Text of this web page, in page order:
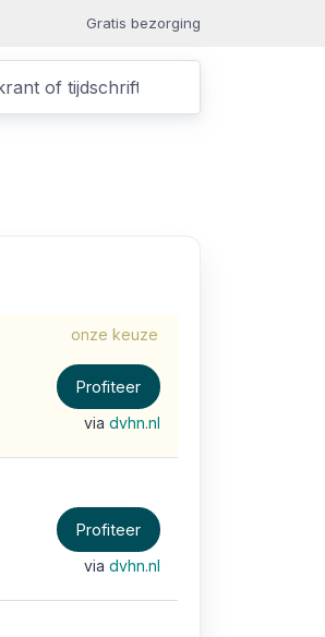
Gratis bezorging
onze keuze
Profiteer
via dvhn.nl
Profiteer
via dvhn.nl